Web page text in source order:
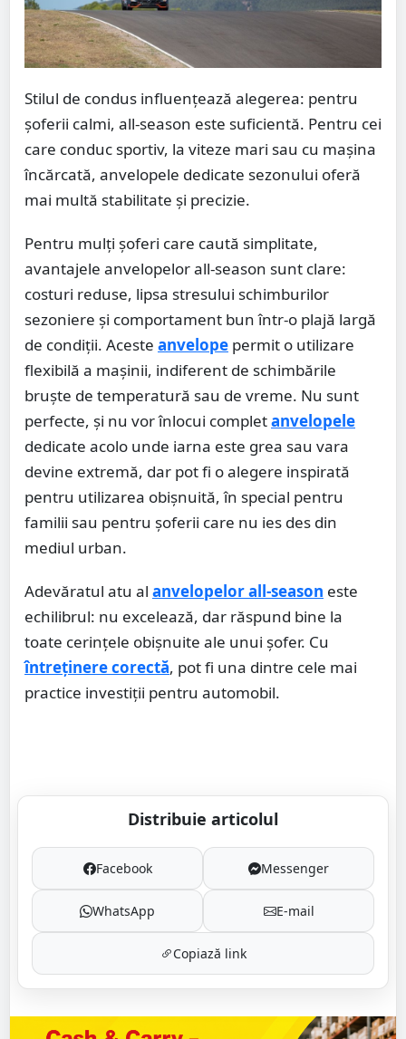
Stilul de condus influențează alegerea: pentru
șoferii calmi, all-season este suficientă. Pentru cei
care conduc sportiv, la viteze mari sau cu mașina
încărcată, anvelopele dedicate sezonului oferă
mai multă stabilitate și precizie.
Pentru mulți șoferi care caută simplitate,
avantajele anvelopelor all-season sunt clare:
costuri reduse, lipsa stresului schimburilor
sezoniere și comportament bun într-o plajă largă
de condiții. Aceste anvelope permit o utilizare
flexibilă a mașinii, indiferent de schimbările
bruște de temperatură sau de vreme. Nu sunt
perfecte, și nu vor înlocui completanvelopele
dedicate acolo unde iarna este grea sau vara
devine extremă, dar pot fi o alegere inspirată
pentru utilizarea obișnuită, în special pentru
familii sau pentru șoferii care nu ies des din
mediul urban.
Adevăratul atu al anvelopelor all-season este
echilibrul: nu excelează, dar răspund bine la
toate cerințele obișnuite ale unui șofer. Cu
întreținere corectă, pot fi una dintre cele mai
practice investiții pentru automobil.
Distribuie articolul
Facebook Messenger
WhatsApp E-mail
Copiază link